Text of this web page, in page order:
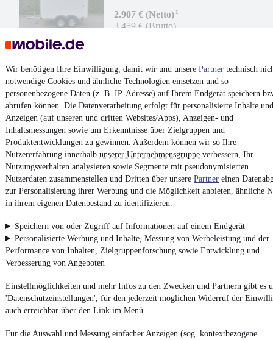
Wir benötigen Ihre Einwilligung, damit wir und unsere Partner technisch
notwendige Cookies und ähnliche Technologien einsetzen und so
personenbezogene Daten (z. B. IP-Adresse) auf Ihrem Endgerät speichern
abrufen können. Die Datenverarbeitung erfolgt für personalisierte Inhalte und
Anzeigen (auf unseren und dritten Websites/Apps), Anzeigen- und
Inhaltsmessungen sowie um Erkenntnisse über Zielgruppen und
Produktentwicklungen zu gewinnen. Außerdem können wir so Ihre
Nutzererfahrung innerhalb unserer Unternehmensgruppe verbessern, Ihr
Nutzungsverhalten analysieren sowie Segmente mit pseudonymisierten
Nutzerdaten zusammenstellen und Dritten über unsere Partner einen
zur Personalisierung ihrer Werbung und die Möglichkeit anbieten, ähnliche
in ihrem eigenen Datenbestand zu identifizieren.
Speichern von oder Zugriff auf Informationen auf einem Endgerät
Personalisierte Werbung und Inhalte, Messung von Werbeleistung und der
Performance von Inhalten, Zielgruppenforschung sowie Entwicklung und
Verbesserung von Angeboten
Einstellmöglichkeiten und mehr Infos zu den Zwecken und Partnern gibt es
'Datenschutzeinstellungen', für den jederzeit möglichen Widerruf der
auch erreichbar über den Link im Menü.
Für die Auswahl und Messung einfacher Anzeigen (sog. kontextbezogene
2.907 € (Netto)¹
3.459 € (Brutto)
Neufahrzeug •Koffer
Kontakt
¹MwSt. ausweisbar
4.6 Sterne
Nutze mobile.de schnell und einfach
App installieren
Impressum
AGB
Vertrag widerrufen
Datenschutz
Datenschutzeinstellungen
Report Security Vulnerability (English)